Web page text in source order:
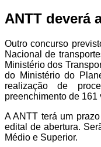
ANTT deverá
Outro concurso
Nacional de
Ministério dos
do Ministério do
realização de
preenchimento de 161
A ANTT terá um
edital de abertura.
Médio e Superior.